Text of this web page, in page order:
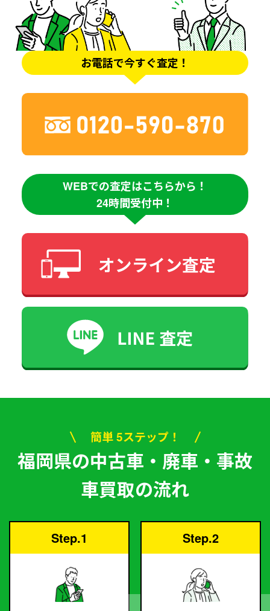
お電話で今すぐ査定！
WEBでの査定はこちらから！
24時間受付中！
簡単 5ステップ！
福岡県の中古車・廃車・事故
車買取の流れ
Step.1 Step.2